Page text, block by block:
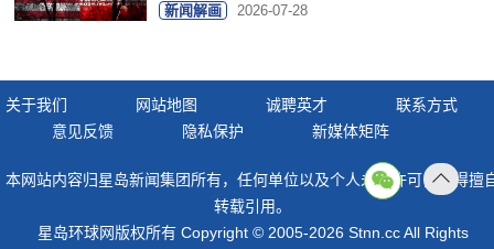
新闻解画 2026-07-28
关于我们 网站地图 诚聘英才
联系方式
意见反馈
隐私保护 新媒体矩阵
本网站内容归星岛新闻集团所有，任何单位以及个人未经许可，不得擅
转载引用。
星岛环球网版权所有 Copyright © 2005-2026 Stnn.cc All Rights
顶部